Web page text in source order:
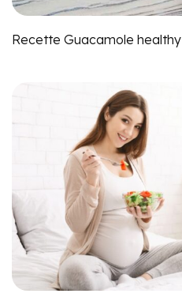
Recette Guacamole healthy